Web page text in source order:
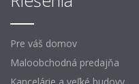
Pre váš domov
Maloobchodná predajňa